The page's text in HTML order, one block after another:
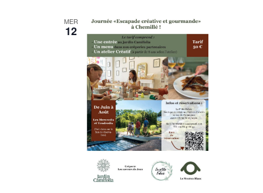
une
date.
MER
12